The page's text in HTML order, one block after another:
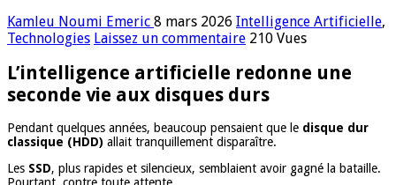
Kamleu Noumi Emeric 8 mars 2026 Intelligence Artificielle,
Technologies Laissez un commentaire 210 Vues
L’intelligence artificielle redonne une
seconde vie aux disques durs
Pendant quelques années, beaucoup pensaient que le disque dur
classique (HDD) allait tranquillement disparaître.
Les SSD, plus rapides et silencieux, semblaient avoir gagné la bataille.